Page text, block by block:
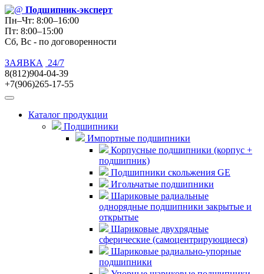
Подшипник-эксперт
Пн–Чт: 8:00–16:00
Пт: 8:00–15:00
Сб, Вс - по договоренности
ЗАЯВКА
24/7
8(812)904-04-39
+7(906)265-17-55
Каталог продукции
Подшипники
Импортные подшипники
Корпусные подшипники (корпус +
подшипник)
Подшипники скольжения GE
Игольчатые подшипники
Шариковые радиальные
однорядные подшипники закрытые и
открытые
Шариковые двухрядные
сферические (самоцентрирующиеся)
Шариковые радиально-упорные
подшипники